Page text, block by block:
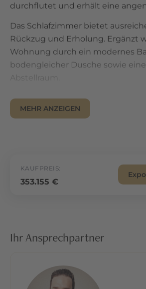
durchflutet und erhält eine
Das Schlafzimmer bietet
Rückzug und Erholung. Ergänzt
Wohnung durch ein modernes
bodengleicher Dusche sowie
Abstellraum.
Der Balkon erweitert den
und schafft eine attraktive
sowohl für Eigennutzer als auch
Ferienvermietung besonders
etabliertesten und zugleich
Eingebettet in eine weitläufige,
Landschaft aus Wäldern, Wiesen
MEHR ANZEIGEN
KAUFPREIS:
353.155 €
Ihr Ansprechpartner